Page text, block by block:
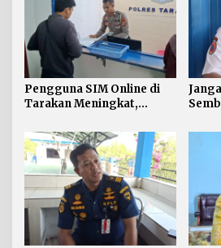
Pengguna SIM Online di
Tarakan Meningkat,
Paling Banyak